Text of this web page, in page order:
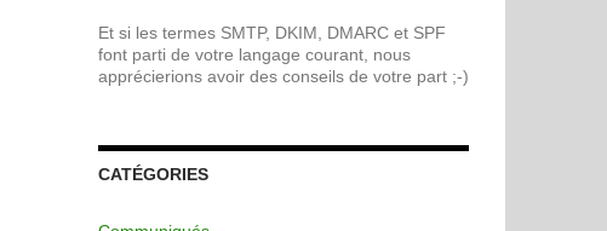
Et si les termes SMTP, DKIM, DMARC et SPF
font parti de votre langage courant, nous
apprécierions avoir des conseils de votre part ;-)
CATÉGORIES